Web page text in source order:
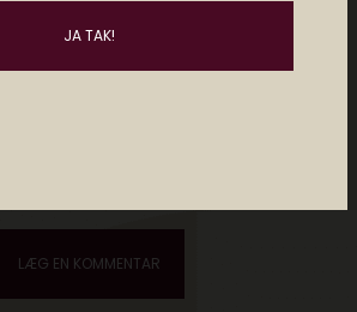
enter an answer in digits: